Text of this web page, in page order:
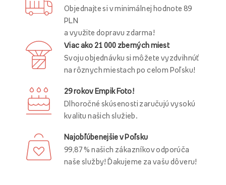
Objednajte si v minimálnej hodnote 89
PLN
a využite dopravu zdarma!
Viac ako 21 000 zberných miest
Svoju objednávku si môžete vyzdvihnúť
na rôznych miestach po celom Poľsku!
29 rokov Empik Foto!
Dlhoročné skúsenosti zaručujú vysokú
kvalitu našich služieb.
Najobľúbenejšie v Poľsku
99,87 % našich zákazníkov odporúča
naše služby! Ďakujeme za vašu dôveru!